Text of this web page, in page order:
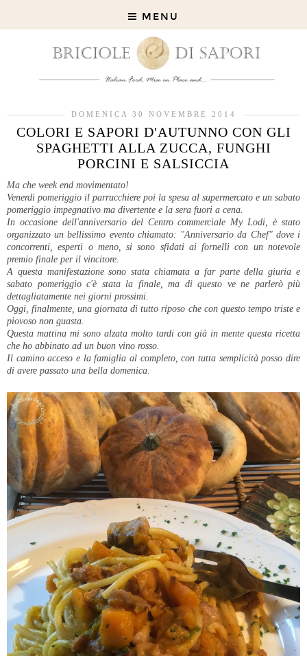
MENU
DOMENICA 30 NOVEMBRE 2014
COLORI E SAPORI D'AUTUNNO CON GLI
SPAGHETTI ALLA ZUCCA, FUNGHI
PORCINI E SALSICCIA
Ma che week end movimentato!
Venerdì pomeriggio il parrucchiere poi la spesa al supermercato e un sabato
pomeriggio impegnativo ma divertente e la sera fuori a cena.
In occasione dell'anniversario del Centro commerciale My Lodi, è stato
organizzato un bellissimo evento chiamato: "Anniversario da Chef" dove i
concorrenti, esperti o meno, si sono sfidati ai fornelli con un notevole
premio finale per il vincitore.
A questa manifestazione sono stata chiamata a far parte della giuria e
sabato pomeriggio c'è stata la finale, ma di questo ve ne parlerò più
dettagliatamente nei giorni prossimi.
Oggi, finalmente, una giornata di tutto riposo che con questo tempo triste e
piovoso non guasta.
Questa mattina mi sono alzata molto tardi con già in mente questa ricetta
che ho abbinato ad un buon vino rosso.
Il camino acceso e la famiglia al completo, con tutta semplicità posso dire
di avere passato una bella domenica.